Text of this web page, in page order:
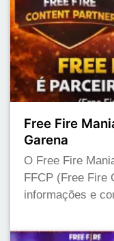
Free Fire
Garena
O Free Fire
FFCP (Free Fire
informações e